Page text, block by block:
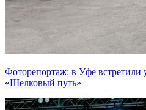
Фоторепортаж: в Уфе встретили
«Шелковый путь»